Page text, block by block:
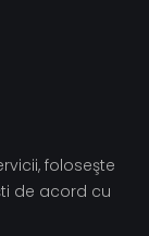
foloseşte
de acord cu